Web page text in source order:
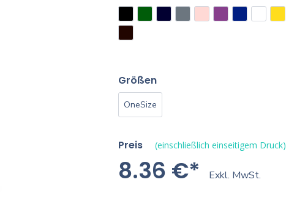
Größen
OneSize
Preis (einschließlich einseitigem Druck)
8.36 €* Exkl. MwSt.